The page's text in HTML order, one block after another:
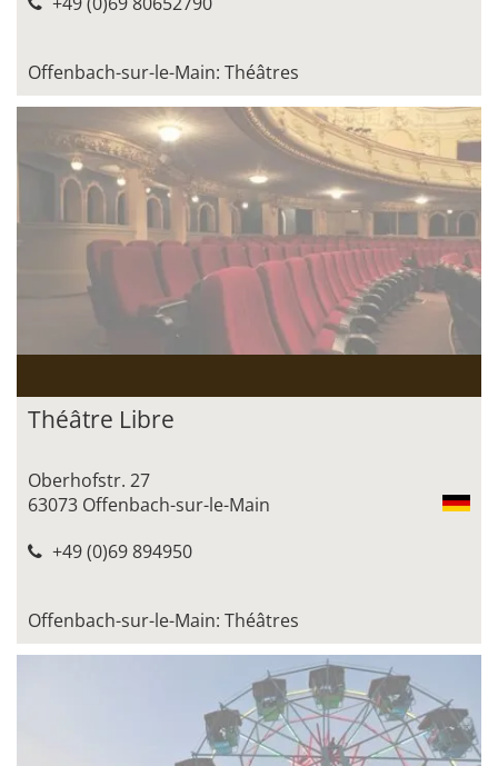
Offenbach-sur-le-Main: Théâtres
Théâtre Libre
Oberhofstr. 27
63073 Offenbach-sur-le-Main
+49 (0)69 894950
Offenbach-sur-le-Main: Théâtres